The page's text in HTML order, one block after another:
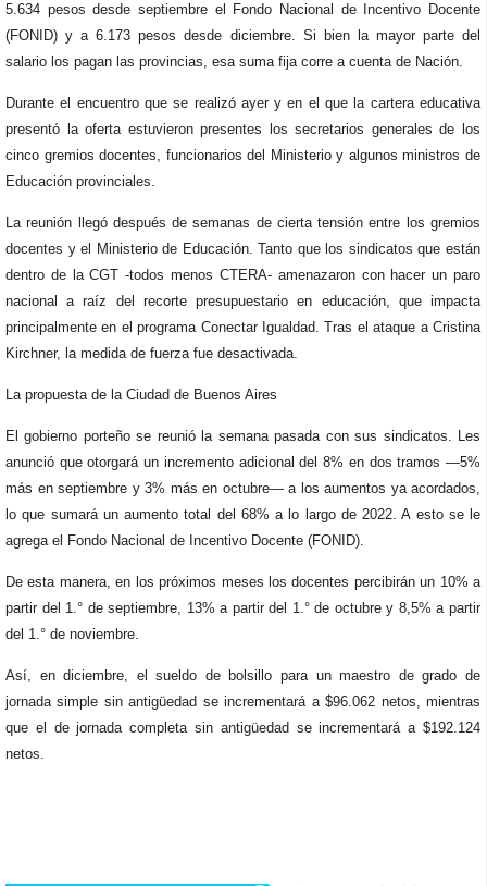
5.634 pesos desde septiembre el Fondo Nacional de Incentivo Docente
(FONID) y a 6.173 pesos desde diciembre. Si bien la mayor parte del
salario los pagan las provincias, esa suma fija corre a cuenta de Nación.
Durante el encuentro que se realizó ayer y en el que la cartera educativa
presentó la oferta estuvieron presentes los secretarios generales de los
cinco gremios docentes, funcionarios del Ministerio y algunos ministros de
Educación provinciales.
La reunión llegó después de semanas de cierta tensión entre los gremios
docentes y el Ministerio de Educación. Tanto que los sindicatos que están
dentro de la CGT -todos menos CTERA- amenazaron con hacer un paro
nacional a raíz del recorte presupuestario en educación, que impacta
principalmente en el programa Conectar Igualdad. Tras el ataque a Cristina
Kirchner, la medida de fuerza fue desactivada.
La propuesta de la Ciudad de Buenos Aires
El gobierno porteño se reunió la semana pasada con sus sindicatos. Les
anunció que otorgará un incremento adicional del 8% en dos tramos ―5%
más en septiembre y 3% más en octubre― a los aumentos ya acordados,
lo que sumará un aumento total del 68% a lo largo de 2022. A esto se le
agrega el Fondo Nacional de Incentivo Docente (FONID).
De esta manera, en los próximos meses los docentes percibirán un 10% a
partir del 1.° de septiembre, 13% a partir del 1.° de octubre y 8,5% a partir
del 1.° de noviembre.
Así, en diciembre, el sueldo de bolsillo para un maestro de grado de
jornada simple sin antigüedad se incrementará a $96.062 netos, mientras
que el de jornada completa sin antigüedad se incrementará a $192.124
netos.